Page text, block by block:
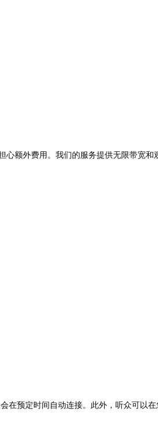
额外费用。我们的服务提供无限带宽和
预定时间自动连接。此外，听众可以